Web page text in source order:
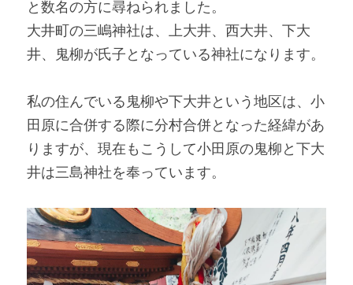
と数名の方に尋ねられました。
大井町の三嶋神社は、上大井、西大井、下大
井、鬼柳が氏子となっている神社になります。
私の住んでいる鬼柳や下大井という地区は、小
田原に合併する際に分村合併となった経緯があ
りますが、現在もこうして小田原の鬼柳と下大
井は三島神社を奉っています。